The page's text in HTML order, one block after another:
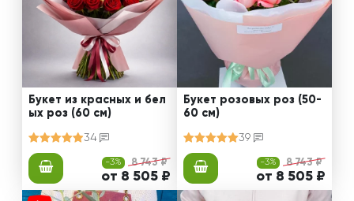
Букет из красных и бел
ых роз (60 см)
34
-3% 8 743 ₽
от 8 505 ₽
Букет розовых роз (50-
60 см)
39
-3% 8 743 ₽
от 8 505 ₽